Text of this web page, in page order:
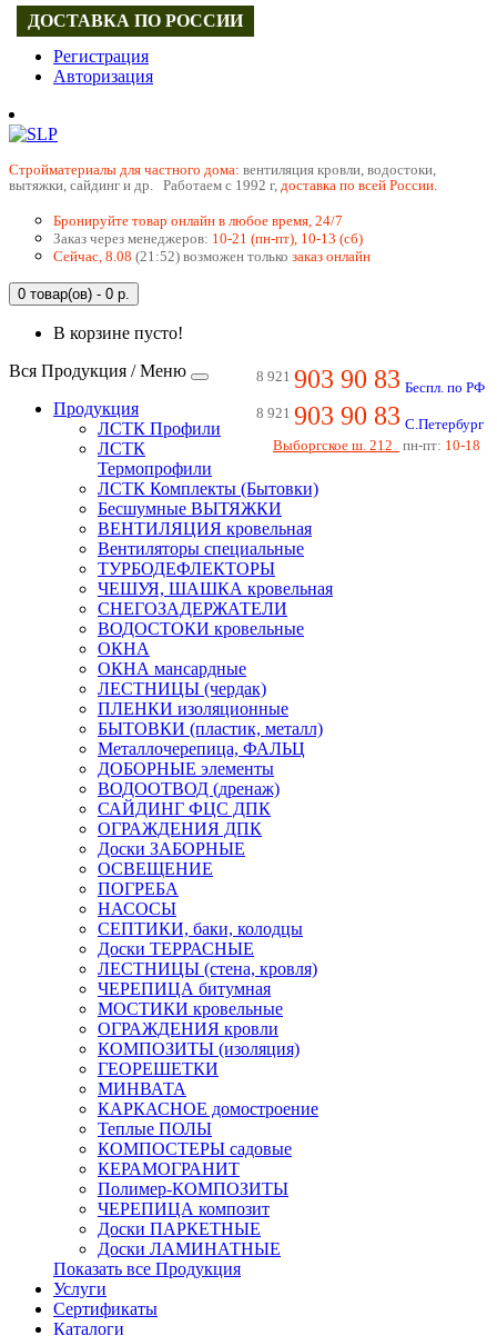
Регистрация
Авторизация
Cтройматериалы для частного дома: вентиляция кровли, водостоки,
вытяжки, сайдинг и др. Работаем с 1992 г, доставка по всей России.
Бронируйте товар онлайн в любое время, 24/7
Заказ через менеджеров: 10-21 (пн-пт), 10-13 (сб)
Сейчас, 8.08 (21:52) возможен только заказ онлайн
0 товар(ов) - 0 р.
В корзине пусто!
8 921 903 90 83 Беспл. по РФ
8 921 903 90 83 С.Петербург
Выборгское ш. 212
пн-пт: 10-18
Вся Продукция / Меню
Продукция
ЛСТК Профили
ЛСТК
Термопрофили
ЛСТК Комплекты (Бытовки)
Бесшумные ВЫТЯЖКИ
ВЕНТИЛЯЦИЯ кровельная
Вентиляторы специальные
ТУРБОДЕФЛЕКТОРЫ
ЧЕШУЯ, ШАШКА кровельная
СНЕГОЗАДЕРЖАТЕЛИ
ВОДОСТОКИ кровельные
ОКНА
ОКНА мансардные
ЛЕСТНИЦЫ (чердак)
ПЛЕНКИ изоляционные
БЫТОВКИ (пластик, металл)
Металлочерепица, ФАЛЬЦ
ДОБОРНЫЕ элементы
ВОДООТВОД (дренаж)
САЙДИНГ ФЦС ДПК
ОГРАЖДЕНИЯ ДПК
Доски ЗАБОРНЫЕ
ОСВЕЩЕНИЕ
ПОГРЕБА
НАСОСЫ
СЕПТИКИ, баки, колодцы
Доски ТЕРРАСНЫЕ
ЛЕСТНИЦЫ (стена, кровля)
ЧЕРЕПИЦА битумная
МОСТИКИ кровельные
ОГРАЖДЕНИЯ кровли
КОМПОЗИТЫ (изоляция)
ГЕОРЕШЕТКИ
МИНВАТА
КАРКАСНОЕ домостроение
Теплые ПОЛЫ
КОМПОСТЕРЫ садовые
КЕРАМОГРАНИТ
Полимер-КОМПОЗИТЫ
ЧЕРЕПИЦА композит
Доски ПАРКЕТНЫЕ
Доски ЛАМИНАТНЫЕ
Показать все Продукция
Услуги
Сертификаты
Каталоги
ДОСТАВКА ПО РОССИИ